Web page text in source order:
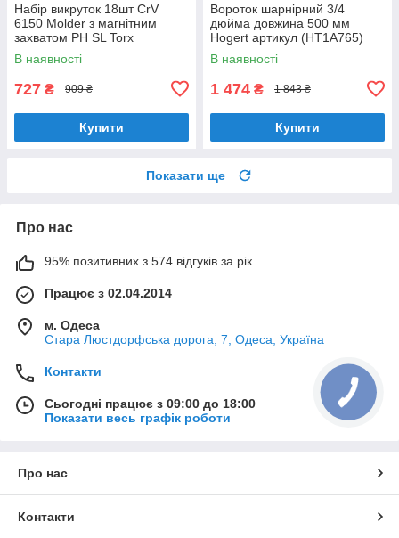
Набір викруток 18шт CrV
6150 Molder з магнітним
захватом PH SL Torx
(MT32218)
В наявності
727 ₴ 909 ₴
Купити
Вороток шарнірний 3/4
дюйма довжина 500 мм
Hogert артикул (HT1A765)
В наявності
1 474 ₴ 1 843 ₴
Купити
Показати ще
Про нас
95% позитивних з 574 відгуків за рік
Працює з 02.04.2014
м. Одеса
Стара Люстдорфська дорога, 7, Одеса, Україна
Контакти
Сьогодні працює з 09:00 до 18:00
Показати весь графік роботи
Про нас
Контакти